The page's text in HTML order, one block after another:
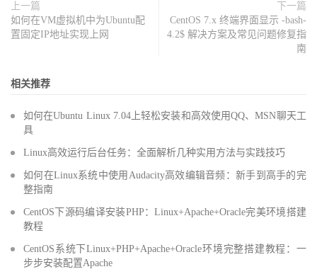
上一篇
如何在VM虚拟机中为Ubuntu配
置固定IP地址实现上网
下一篇
CentOS 7.x 终端界面显示 -bash-
4.2$ 解决方案及常见问题修复指
南
相关推荐
如何在Ubuntu Linux 7.04上轻松安装和高效使用QQ、MSN聊天工
具
Linux高效运行后台任务：全面解析几种实用方法与实践技巧
如何在Linux系统中使用Audacity高效编辑音频：新手到高手的完
整指南
CentOS下源码编译安装PHP：Linux+Apache+Oracle完美环境搭建
教程
CentOS系统下Linux+PHP+Apache+Oracle环境完整搭建教程：一
步步安装配置Apache